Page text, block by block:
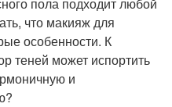
что макияж для
особенности. К
теней может испортить
и